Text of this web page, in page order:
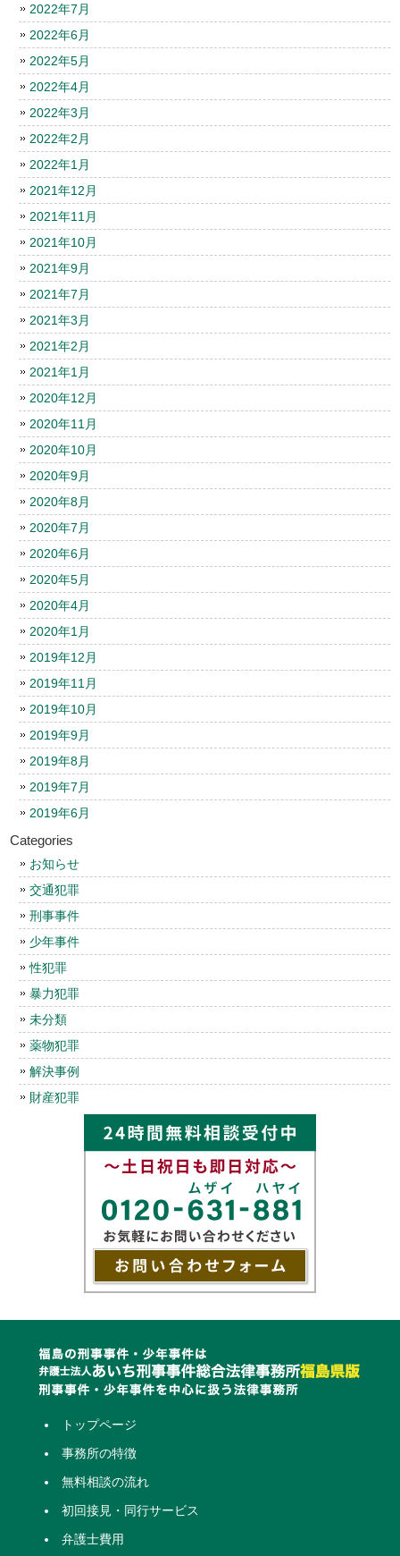
2022年7月
2022年6月
2022年5月
2022年4月
2022年3月
2022年2月
2022年1月
2021年12月
2021年11月
2021年10月
2021年9月
2021年7月
2021年3月
2021年2月
2021年1月
2020年12月
2020年11月
2020年10月
2020年9月
2020年8月
2020年7月
2020年6月
2020年5月
2020年4月
2020年1月
2019年12月
2019年11月
2019年10月
2019年9月
2019年8月
2019年7月
2019年6月
Categories
お知らせ
交通犯罪
刑事事件
少年事件
性犯罪
暴力犯罪
未分類
薬物犯罪
解決事例
財産犯罪
トップページ
事務所の特徴
無料相談の流れ
初回接見・同行サービス
弁護士費用